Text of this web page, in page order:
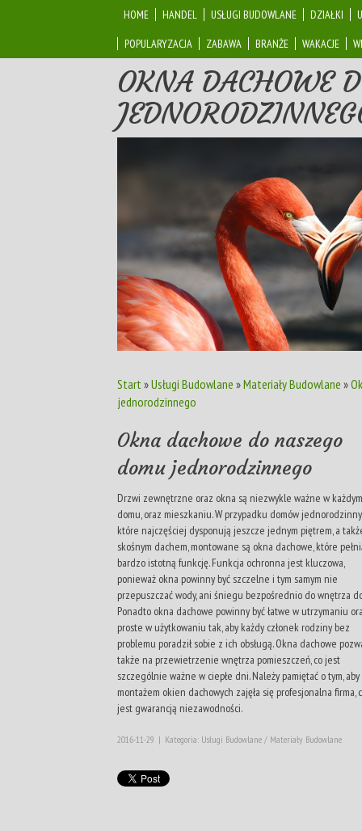
HOME HANDEL USŁUGI BUDOWLANE DZIAŁKI
POPULARYZACJA
ZABAWA BRANŻE WAKACJE
OKNA DACHOWE
Start »Usługi Budowlane »Materiały Budowlane »
jednorodzinnego
Okna dachowe do naszego
domu jednorodzinnego
Drzwi zewnętrzne oraz okna są niezwykle ważne w każdym
domu, oraz mieszkaniu. W przypadku domów
które najczęściej dysponują jeszcze jednym piętrem, a
skośnym dachem, montowane są okna dachowe, które
bardzo istotną funkcję. Funkcja ochronna jest kluczowa,
ponieważ okna powinny być szczelne i tym samym nie
przepuszczać wody, ani śniegu bezpośrednio do wnętrza
Ponadto okna dachowe powinny być łatwe w utrzymaniu
proste w użytkowaniu tak, aby każdy członek rodziny bez
problemu poradził sobie z ich obsługą. Okna dachowe
także na przewietrzenie wnętrza pomieszczeń, co jest
szczególnie ważne w ciepłe dni. Należy pamiętać o tym, aby
montażem okien dachowych zajęła się profesjonalna firma,
jest gwarancją niezawodności.
2016-11-29 | Kategoria: Usługi Budowlane / Materiały Budowlane